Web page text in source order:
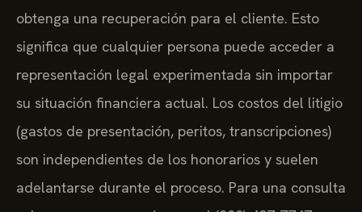
obtenga una recuperación para el cliente. Esto
significa que cualquier persona puede acceder a
representación legal experimentada sin importar
su situación financiera actual. Los costos del litigio
(gastos de presentación, peritos, transcripciones)
son independientes de los honorarios y suelen
adelantarse durante el proceso. Para una consulta
sobre su caso comuníquese al (888) 437-7747.